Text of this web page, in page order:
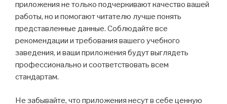
приложения не только подчеркивают качество вашей
работы, но и помогают читателю лучше понять
представленные данные. Соблюдайте все
рекомендации и требования вашего учебного
заведения, и ваши приложения будут выглядеть
профессионально и соответствовать всем
стандартам.
Не забывайте, что приложения несут в себе ценную